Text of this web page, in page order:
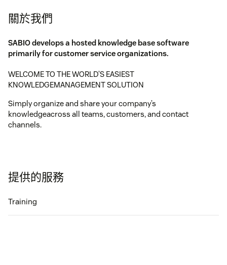
關於我們
SABIO develops a hosted knowledge base software
primarily for customer service organizations.
WELCOME TO THE WORLD’S EASIEST
KNOWLEDGEMANAGEMENT SOLUTION
Simply organize and share your company’s
knowledgeacross all teams, customers, and contact
channels.
提供的服務
Training